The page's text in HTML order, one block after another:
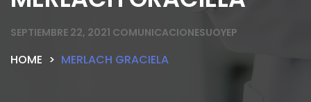
SEPTIEMBRE 22, 2021 COMUNICACIONESUOYEP
HOME MERLACH GRACIELA